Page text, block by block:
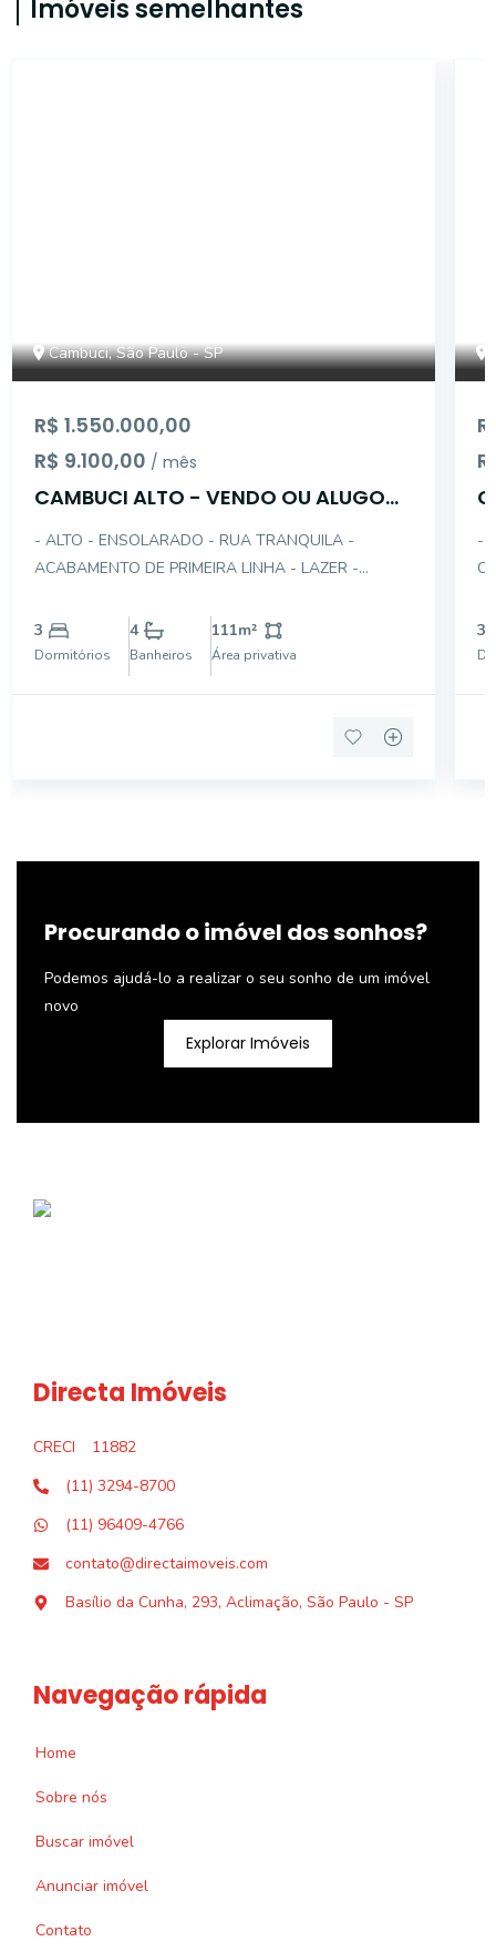
Imóveis semelhantes
Cambuci, São Paulo - SP
R$ 1.550.000,00
R$ 9.100,00 / mês
CAMBUCI ALTO - VENDO OU ALUGO
- ALTO - ENSOLARADO - RUA TRANQUILA -
ACABAMENTO DE PRIMEIRA LINHA - LAZER -
SE O LIVING E CRIANDO UM ESCRITÓRIO - PISO EM
PORCELANATO - PROJETO DE ILUMINAÇÃO - AR
CONDICIONADO - AQUECIMENTO A GÁS - GARAG
3
Dormitórios
4
Banheiros
111m²
Área privativa
-
3
Procurando o imóvel dos sonhos?
Podemos ajudá-lo a realizar o seu sonho de um imóvel
novo
Explorar Imóveis
Directa Imóveis
CRECI
11882
(11) 3294-8700
(11) 96409-4766
contato@directaimoveis.com
Basílio da Cunha, 293, Aclimação, São Paulo - SP
Navegação rápida
Home
Sobre nós
Buscar imóvel
Anunciar imóvel
Contato